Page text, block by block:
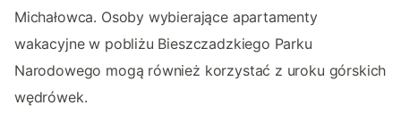
Michałowca. Osoby wybierające apartamenty
wakacyjne w pobliżu Bieszczadzkiego Parku
Narodowego mogą również korzystać z uroku górskich
wędrówek.